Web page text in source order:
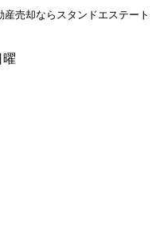
産売却ならスタンドエステート
曜